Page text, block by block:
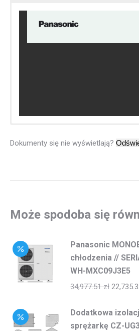
Dokumenty się nie wyświetlają?
Może spodoba się
Panasonic
chłodzenia //
WH-MXC09J3E5
34,977.51zł
Dodatkowa
sprężarkę CZ-